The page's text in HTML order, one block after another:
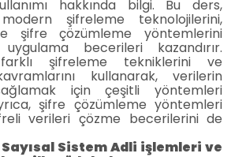
hakkında bilgi. Bu ders,
şifreleme teknolojilerini,
şifre çözümleme yöntemlerini
becerileri kazandırır.
şifreleme tekniklerini ve
kullanarak, verilerin
için çeşitli yöntemleri
şifre çözümleme yöntemleri
verileri çözme becerilerini de
Sistem Adli işlemleri ve